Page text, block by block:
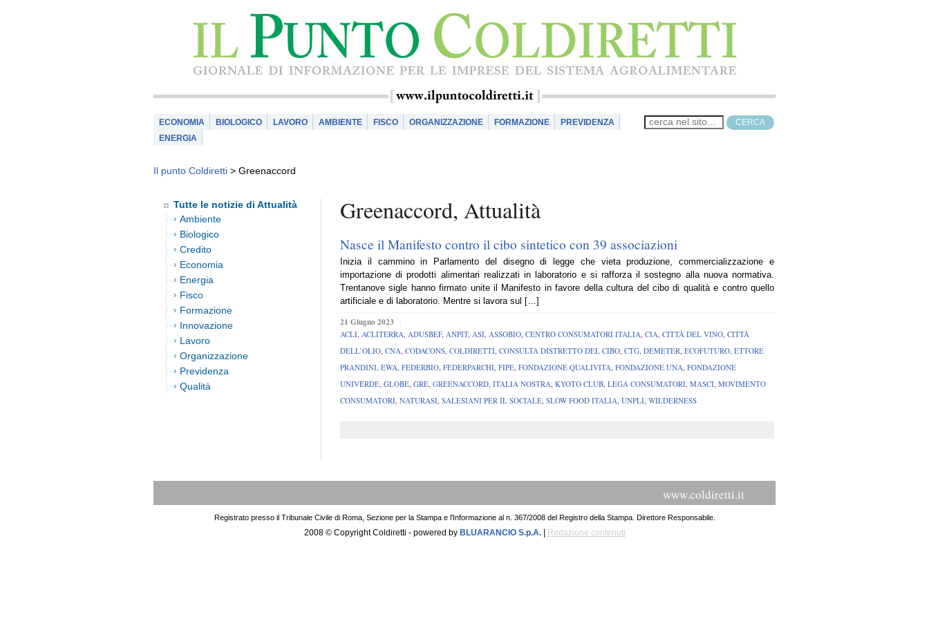
ECONOMIA BIOLOGICO LAVORO AMBIENTE FISCO ORGANIZZAZIONE FORMAZIONE
PREVIDENZA
ENERGIA
Il punto Coldiretti > Greenaccord
Tutte le notizie di Attualità
Ambiente
Biologico
Credito
Economia
Energia
Fisco
Formazione
Innovazione
Lavoro
Organizzazione
Previdenza
Qualità
Greenaccord, Attualità
Nasce il Manifesto contro il cibo sintetico con 39 associazioni
Inizia il cammino in Parlamento del disegno di legge che vieta produzione, commercializzazione e
importazione di prodotti alimentari realizzati in laboratorio e si rafforza il sostegno alla nuova normativa.
Trentanove sigle hanno firmato unite il Manifesto in favore della cultura del cibo di qualità e contro quello
artificiale e di laboratorio. Mentre si lavora sul […]
21 Giugno 2023
ACLI ACLITERRA ADUSBEF, ANPIT, ASI ASSOBIO CENTRO CONSUMATORI ITALIA CIA CITTÀ DEL VINO CITTÀ
DELL’OLIO CNA CODACONS COLDIRETTI CONSULTA DISTRETTO DEL CIBO CTG DEMETER ECOFUTURO ETTORE
PRANDINI EWA FEDERBIO FEDERPARCHI FIPE FONDAZIONE QUALIVITA FONDAZIONE UNA FONDAZIONE
UNIVERDE GLOBE GRE GREENACCORD ITALIA NOSTRA KYOTO CLUB LEGA CONSUMATORI MASCI MOVIMENTO
CONSUMATORI NATURASI SALESIANI PER IL SOCIALE SLOW FOOD ITALIA UNPLI WILDERNESS
www.coldiretti.it
Registrato presso il Tribunale Civile di Roma, Sezione per la Stampa e l'Informazione al n. 367/2008 del Registro della Stampa. Direttore Responsabile.
2008 © Copyright Coldiretti - powered by BLUARANCIO S.p.A.| Redazione contenuti